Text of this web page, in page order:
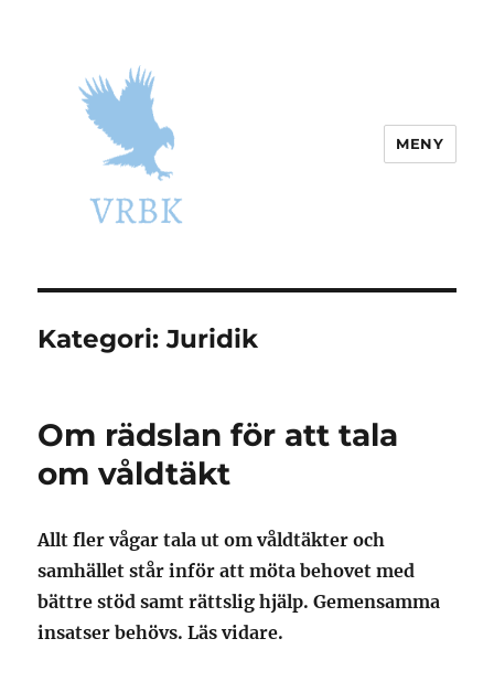
MENY
Kategori:Juridik
Om rädslan för att tala
om våldtäkt
Allt fler vågar tala ut om våldtäkter och
samhället står inför att möta behovet med
bättre stöd samt rättslig hjälp. Gemensamma
insatser behövs. Läs vidare.